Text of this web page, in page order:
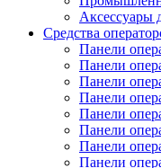
Аксессуары
Средства
Панели
Панели
Панели
Панели
Панели
Панели
Панели
Панели